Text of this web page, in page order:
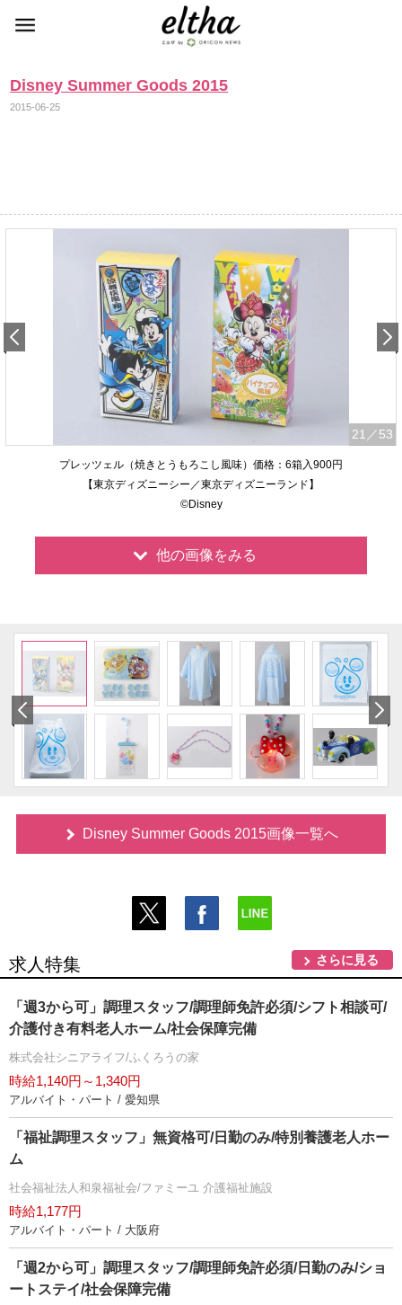
Disney Summer Goods 2015
2015-06-25
21 ／53
プレッツェル（焼きとうもろこし風味）価格：6箱入900円
【東京ディズニーシー／東京ディズニーランド】
©Disney
他の画像をみる
Disney Summer Goods 2015画像一覧へ
求人特集 さらに見る
「週3から可」調理スタッフ/調理師免許必須/シフト相談可/
介護付き有料老人ホーム/社会保障完備
株式会社シニアライフ/ふくろうの家
時給1,140円～1,340円
アルバイト・パート / 愛知県
「福祉調理スタッフ」無資格可/日勤のみ/特別養護老人ホー
ム
社会福祉法人和泉福祉会/ファミーユ 介護福祉施設
時給1,177円
アルバイト・パート / 大阪府
「週2から可」調理スタッフ/調理師免許必須/日勤のみ/ショ
ートステイ/社会保障完備